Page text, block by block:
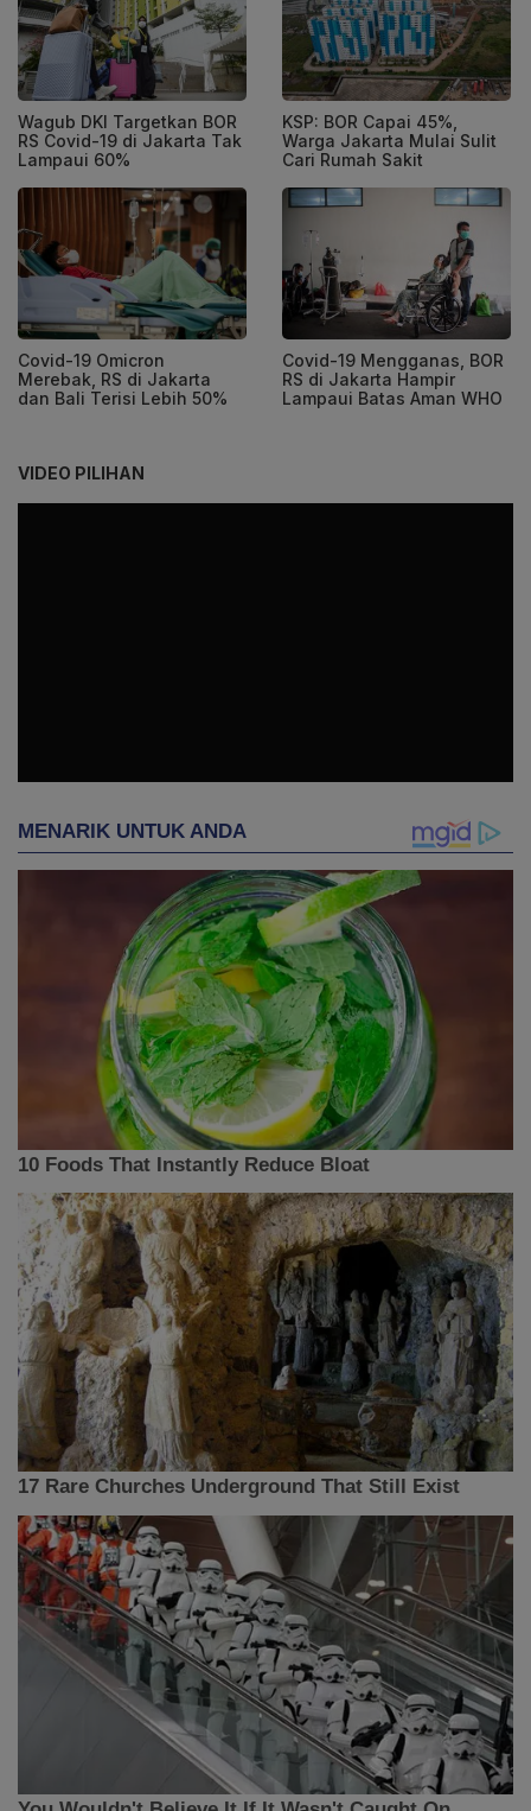
Wagub DKI Targetkan BOR
RS Covid-19 di Jakarta Tak
Lampaui 60%
KSP: BOR Capai 45%,
Warga Jakarta Mulai Sulit
Cari Rumah Sakit
Covid-19 Omicron
Merebak, RS di Jakarta
dan Bali Terisi Lebih 50%
Covid-19 Mengganas, BOR
RS di Jakarta Hampir
Lampaui Batas Aman WHO
VIDEO PILIHAN